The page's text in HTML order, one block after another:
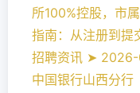
所100%控股，市
指南：从注册到提
招聘资讯 ➤
中国银行山西分行